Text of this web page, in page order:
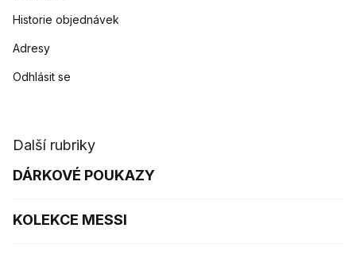
Historie objednávek
Adresy
Odhlásit se
Další rubriky
DÁRKOVÉ POUKAZY
KOLEKCE MESSI